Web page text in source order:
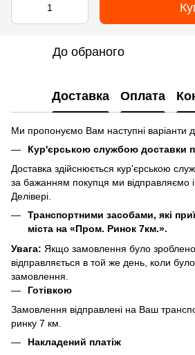
До обраного
Доставка Оплата
Ми пропонуємо Вам наступні варіанти
Кур'єрською службою доставки
Доставка здійснюється кур'єрською
за бажанням покупця ми відправляємо
Делівері.
Транспортними засобами, які
міста на «Пром. Ринок 7км.».
Увага: Якщо замовлення було
відправляється в той же день, коли
замовлення.
Готівкою
Замовлення відправлені на Ваш
ринку 7 км.
Накладений платіж